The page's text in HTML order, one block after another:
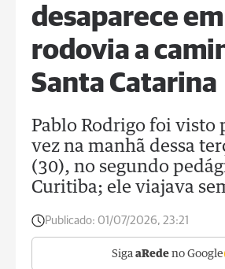
desaparece em
rodovia a
Santa Catarina
Pablo Rodrigo foi visto
vez na manhã dessa
(30), no segundo
Curitiba; ele viajava
Publicado: 01/07/2026, 23:21
Siga aRede no Google